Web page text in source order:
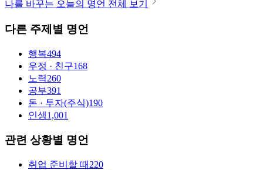
나를 바꾸는 오늘의 명언 전체 보기
다른 주제별 명언
행복494
우정 · 친구168
노력260
공부391
돈 · 투자(주식)190
인생1,001
관련 상황별 명언
취업 준비할 때 220